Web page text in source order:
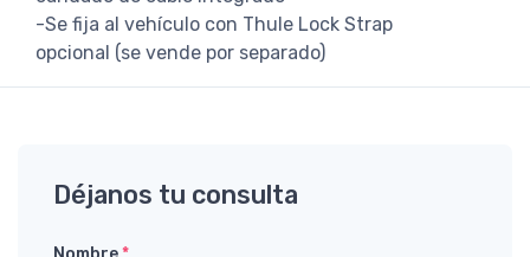
-Se fija al vehículo con Thule Lock Strap
opcional (se vende por separado)
Déjanos tu consulta